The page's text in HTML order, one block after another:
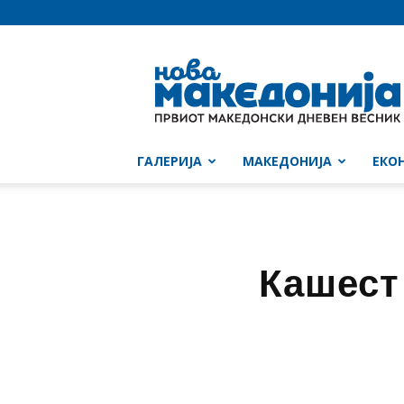
Македонија
ГАЛЕРИЈА МАКЕДОНИЈА